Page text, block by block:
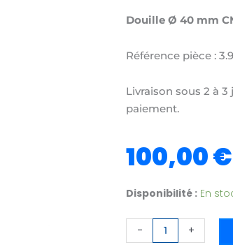
Douille Ø 40 mm
Référence pièce :
Livraison sous 2 à
paiement.
100,00€
Disponibilité : En
-
quantité
Douille
Ø
+